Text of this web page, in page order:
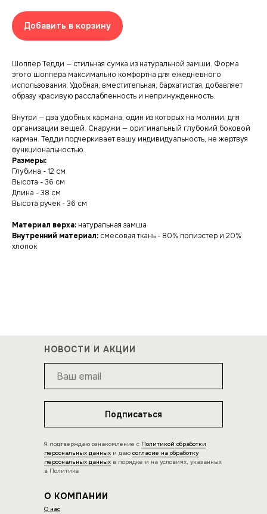
Добавить в корзину
Шоппер Тедди — стильная сумка из натуральной замши. Форма
этого шоппера максимально комфортна для ежедневного
использования. Удобная, вместительная, бархатистая, добавляет
образу красивую расслабленность и непринужденность.
Внутри — два удобных кармана, один из которых на молнии, для
организации вещей. Снаружи — оригинальный глубокий боковой
карман. Тедди подчеркивает вашу индивидуальность, не жертвуя
функциональностью.
Размеры:
Глубина - 12 см
Высота - 36 см
Длина - 38 см
Высота ручек - 36 см
Материал верха: натуральная замша
Внутренний материал: смесовая ткань - 80% полиэстер и 20%
хлопок
Подписаться
Я подтверждаю ознакомление с Политикой обработки
персональных данных и даю согласие на обработку
персональных данных в порядке и на условиях, указанных
в Политике
НОВОСТИ И АКЦИИ
О КОМПАНИИ
О нас